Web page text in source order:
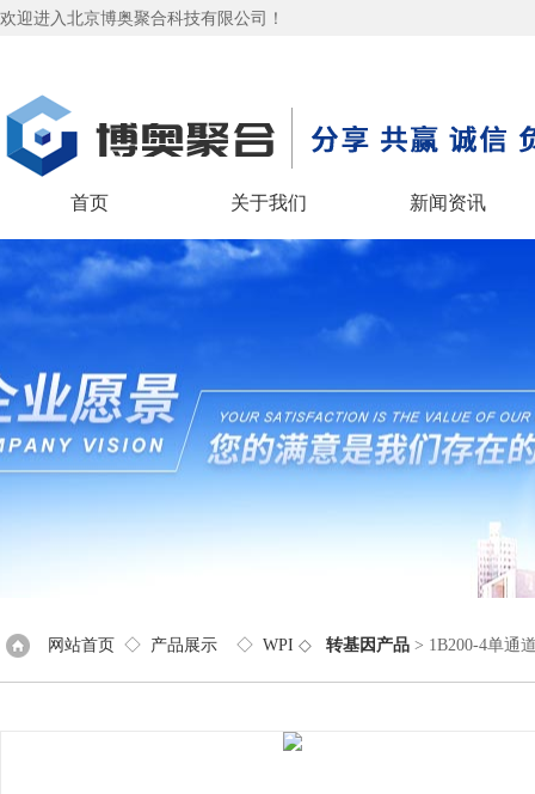
欢迎进入北京博奥聚合科技有限公司！
首页 关于我们 新闻资讯
网站首页 ◇ 产品展示 ◇ WPI ◇ 转基因产品 > 1B200-4单通